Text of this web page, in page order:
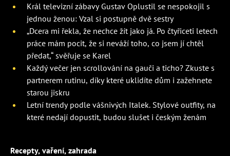
Král televizní zábavy Gustav Oplustil se nespokojil s
jednou ženou: Vzal si postupně dvě sestry
„Dcera mi řekla, že nechce žít jako já. Po čtyřiceti letech
práce mám pocit, že si neváží toho, co jsem jí chtěl
předat,“ svěřuje se Karel
Každý večer jen scrollování na gauči a ticho? Zkuste s
partnerem rutinu, díky které uklidíte dům i zažehnete
starou jiskru
Letní trendy podle vášnivých Italek. Stylové outfity, na
které nedají dopustit, budou slušet i českým ženám
Recepty, vaření, zahrada